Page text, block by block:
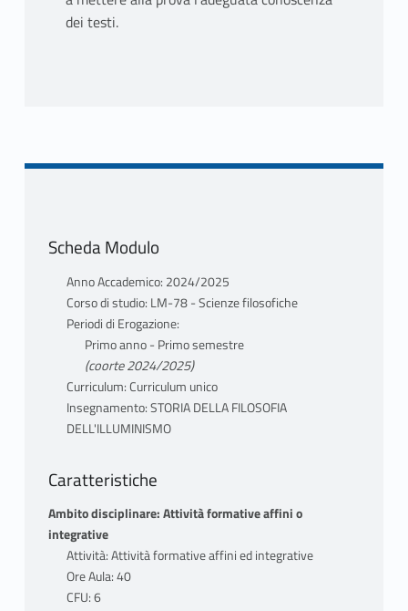
dei testi.
Scheda Modulo
Anno Accademico: 2024/2025
Corso di studio: LM-78 - Scienze filosofiche
Periodi di Erogazione:
Primo anno - Primo semestre
(coorte 2024/2025)
Curriculum: Curriculum unico
Insegnamento: STORIA DELLA FILOSOFIA
DELL'ILLUMINISMO
Caratteristiche
Ambito disciplinare: Attività formative affini o
integrative
Attività: Attività formative affini ed integrative
Ore Aula: 40
CFU: 6